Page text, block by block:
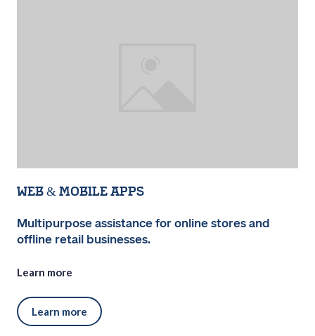
Web & Mobile Apps
Multipurpose assistance for online stores and
offline retail businesses.
Learn more
Learn more